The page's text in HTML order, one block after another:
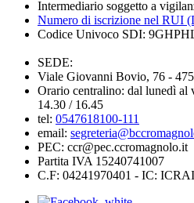
Intermediario soggetto a
Numero di iscrizione nel RUI
Codice Univoco SDI:
SEDE:
Viale Giovanni Bovio, 76 -
Orario centralino: dal lunedì al
14.30 / 16.45
tel: 0547618100-111
email:
PEC: ccr@pec.ccromagnolo.it
Partita IVA 15240741007
C.F: 04241970401 - IC: